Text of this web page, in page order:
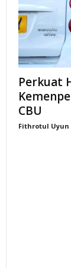
Perkuat
CBU
Fithrotul Uyun